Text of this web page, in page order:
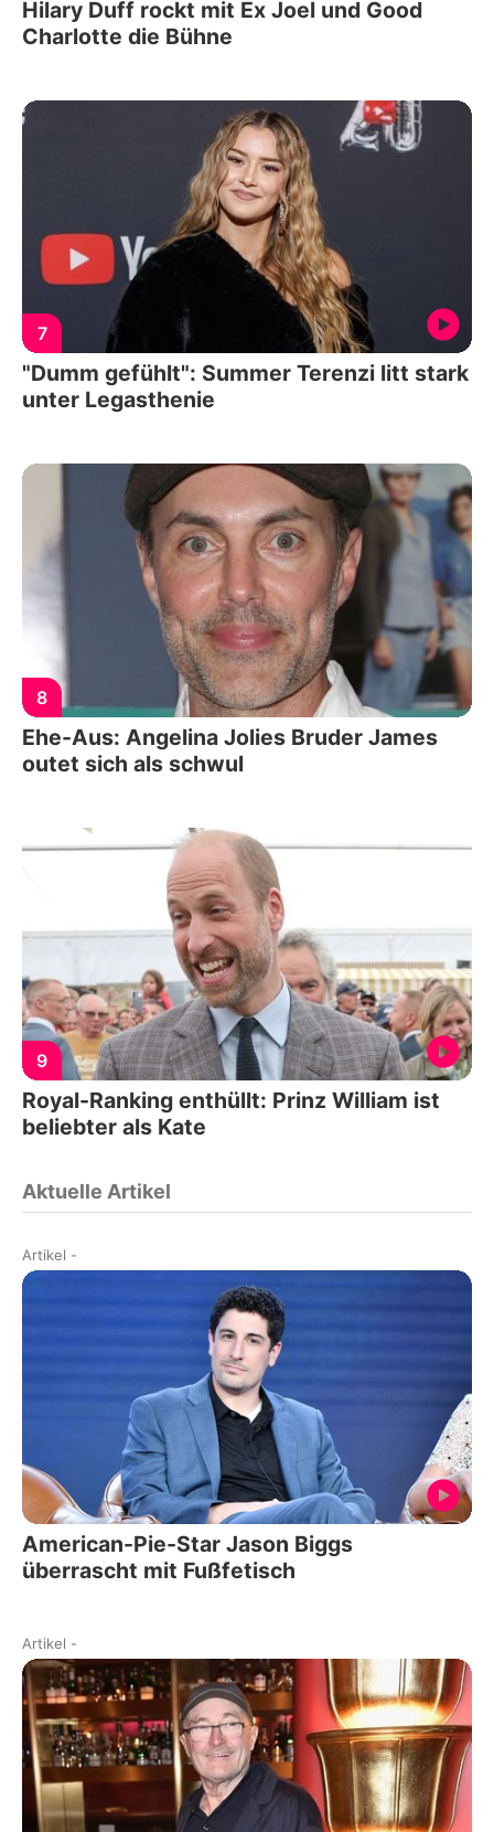
Hilary Duff rockt mit Ex Joel und Good
Charlotte die Bühne
7
"Dumm gefühlt": Summer Terenzi litt stark
unter Legasthenie
8
Ehe-Aus: Angelina Jolies Bruder James
outet sich als schwul
9
Royal-Ranking enthüllt: Prinz William ist
beliebter als Kate
Aktuelle Artikel
Artikel -
American-Pie-Star Jason Biggs
überrascht mit Fußfetisch
Artikel -